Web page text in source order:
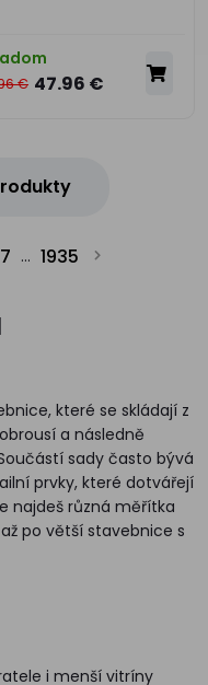
€ 47.96 €
7 ... 1935
které se skládají z
a následně
sady často bývá
prvky, které dotvářejí
najdeš různá měřítka
po větší stavebnice s
i menší vitríny